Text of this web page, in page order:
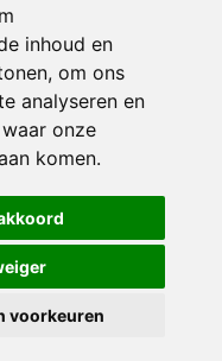
inhoud en
om ons
analyseren en
onze
komen.
voorkeuren